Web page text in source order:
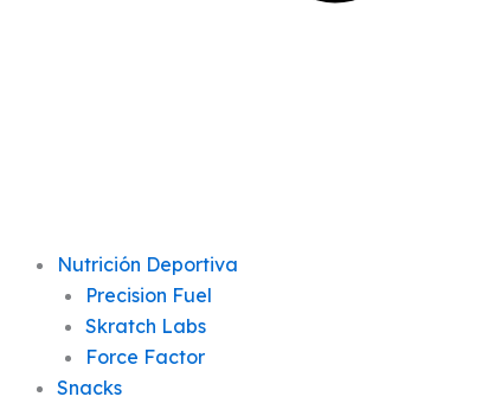
Nutrición Deportiva
Precision Fuel
Skratch Labs
Force Factor
Snacks